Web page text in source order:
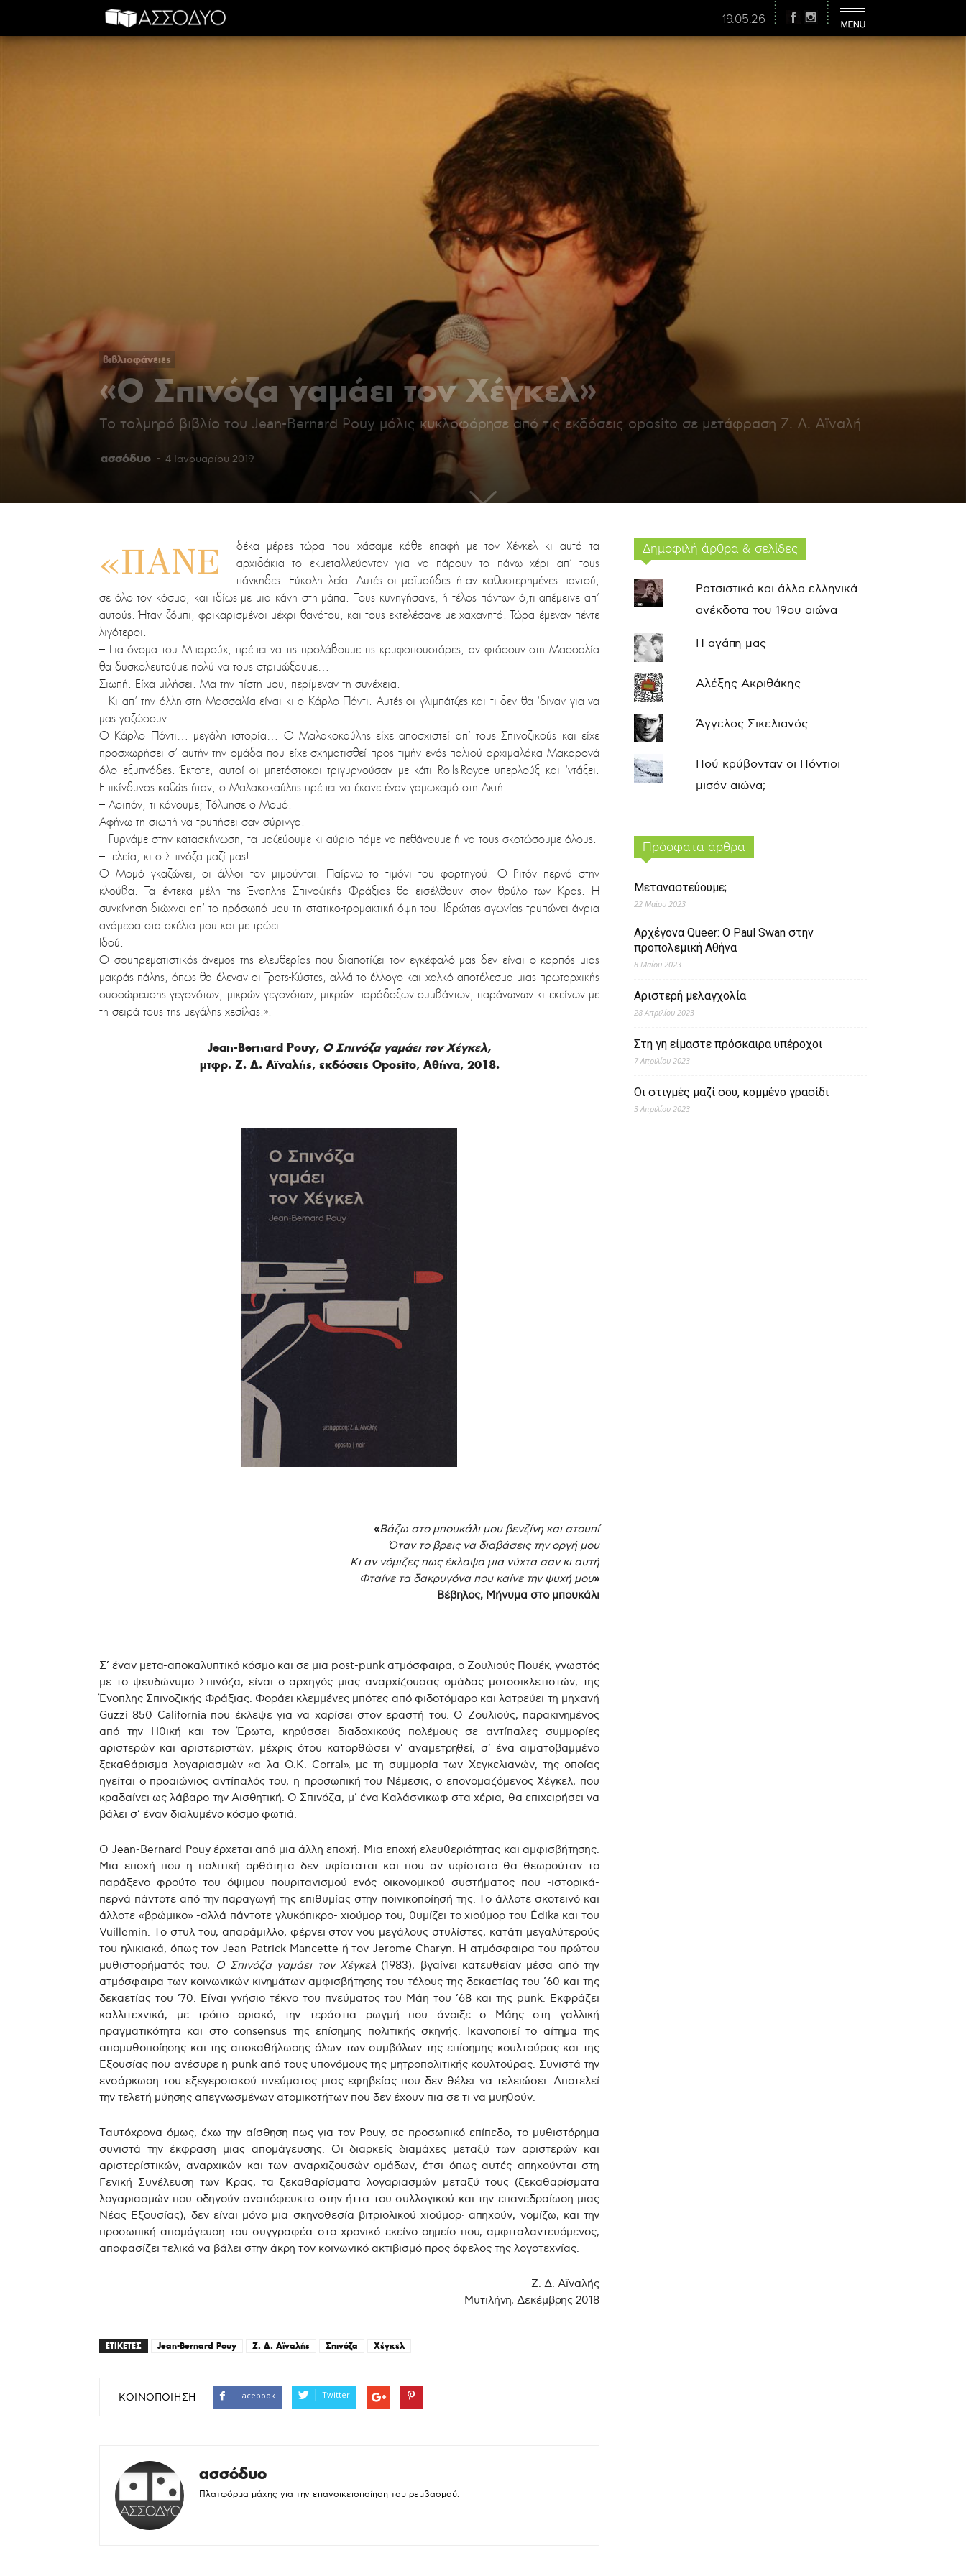
19.05.26
βιβλιοφάνειες
«Ο Σπινόζα γαμάει τον Χέγκελ»
Το τολμηρό βιβλίο του Jean-Bernard Pouy μόλις κυκλοφόρησε από τις εκδόσεις οposito σε μετάφραση Ζ. Δ. Αϊναλή
ασσόδυο - 4 Ιανουαρίου 2019
«ΠΆΝΕ
δέκα μέρες τώρα που χάσαμε κάθε επαφή με τον Χέγκελ κι αυτά τα
αρχιδάκια το εκμεταλλεύονταν για να πάρουν το πάνω χέρι απ’ τους
πάνκηδες. Εύκολη λεία. Αυτές οι μαϊμούδες ήταν καθυστερημένες παντού,
σε όλο τον κόσμο, και ιδίως με μια κάνη στη μάπα. Τους κυνηγήσανε, ή τέλος πάντων ό,τι απέμεινε απ’
αυτούς. Ήταν ζόμπι, φρικαρισμένοι μέχρι θανάτου, και τους εκτελέσανε με χαχανητά. Τώρα έμεναν πέντε
λιγότεροι.
– Για όνομα του Μπαρούχ, πρέπει να τις προλάβουμε τις κρυφοπουστάρες, αν φτάσουν στη Μασσαλία
θα δυσκολευτούμε πολύ να τους στριμώξουμε…
Σιωπή. Είχα μιλήσει. Μα την πίστη μου, περίμεναν τη συνέχεια.
– Κι απ’ την άλλη στη Μασσαλία είναι κι ο Κάρλο Πόντι. Αυτές οι γλιμπάτζες και τι δεν θα ‘διναν για να
μας γαζώσουν…
Ο Κάρλο Πόντι… μεγάλη ιστορία… Ο Μαλακοκαύλης είχε αποσχιστεί απ’ τους Σπινοζικούς και είχε
προσχωρήσει σ’ αυτήν την ομάδα που είχε σχηματισθεί προς τιμήν ενός παλιού αρχιμαλάκα Μακαρονά
όλο εξυπνάδες. Έκτοτε, αυτοί οι μπετόστοκοι τριγυρνούσαν με κάτι Rolls-Royce υπερλούξ και ‘ντάξει.
Επικίνδυνος καθώς ήταν, ο Μαλακοκαύλης πρέπει να έκανε έναν γαμωχαμό στη Ακτή…
– Λοιπόν, τι κάνουμε; Τόλμησε ο Μομό.
Αφήνω τη σιωπή να τρυπήσει σαν σύριγγα.
– Γυρνάμε στην κατασκήνωση, τα μαζεύουμε κι αύριο πάμε να πεθάνουμε ή να τους σκοτώσουμε όλους.
– Τελεία, κι ο Σπινόζα μαζί μας!
Ο Μομό γκαζώνει, οι άλλοι τον μιμούνται. Παίρνω το τιμόνι του φορτηγού. Ο Ριτόν περνά στην
κλούβα. Τα έντεκα μέλη της Ένοπλης Σπινοζικής Φράξιας θα εισέλθουν στον θρύλο των Κρας. Η
συγκίνηση διώχνει απ’ το πρόσωπό μου τη στατικο-τρομακτική όψη του. Ιδρώτας αγωνίας τρυπώνει άγρια
ανάμεσα στα σκέλια μου και με τρώει.
Ιδού.
Ο σουπρεματιστικός άνεμος της ελευθερίας που διαποτίζει τον εγκέφαλό μας δεν είναι ο καρπός μιας
μακράς πάλης, όπως θα έλεγαν οι Τροτς-Κύστες, αλλά το έλλογο και χαλκό αποτέλεσμα μιας πρωταρχικής
συσσώρευσης γεγονότων, μικρών γεγονότων, μικρών παράδοξων συμβάντων, παράγωγων κι εκείνων με
τη σειρά τους της μεγάλης χεσίλας.».
Jean-Bernard Pouy, Ο Σπινόζα γαμάει τον Χέγκελ,
μτφρ. Ζ. Δ. Αϊναλής, εκδόσεις Oposito, Αθήνα, 2018.
«Βάζω στο μπουκάλι μου βενζίνη και στουπί
Όταν το βρεις να διαβάσεις την οργή μου
Κι αν νόμιζες πως έκλαψα μια νύχτα σαν κι αυτή
Φταίνε τα δακρυγόνα που καίνε την ψυχή μου»
Βέβηλος, Μήνυμα στο μπουκάλι
Σ’ έναν μετα-αποκαλυπτικό κόσμο και σε μια post-punk ατμόσφαιρα, ο Ζουλιούς Πουέκ, γνωστός
με το ψευδώνυμο Σπινόζα, είναι ο αρχηγός μιας αναρχίζουσας ομάδας μοτοσικλετιστών, της
Ένοπλης Σπινοζικής Φράξιας. Φοράει κλεμμένες μπότες από φιδοτόμαρο και λατρεύει τη μηχανή
Guzzi 850 California που έκλεψε για να χαρίσει στον εραστή του. Ο Ζουλιούς, παρακινημένος
από την Ηθική και τον Έρωτα, κηρύσσει διαδοχικούς πολέμους σε αντίπαλες συμμορίες
αριστερών και αριστεριστών, μέχρις ότου κατορθώσει ν’ αναμετρηθεί, σ’ ένα αιματοβαμμένο
ξεκαθάρισμα λογαριασμών «α λα O.K. Corral», με τη συμμορία των Χεγκελιανών, της οποίας
ηγείται ο προαιώνιος αντίπαλός του, η προσωπική του Νέμεσις, ο επονομαζόμενος Χέγκελ, που
κραδαίνει ως λάβαρο την Αισθητική. Ο Σπινόζα, μ’ ένα Καλάσνικωφ στα χέρια, θα επιχειρήσει να
βάλει σ’ έναν διαλυμένο κόσμο φωτιά.
Ο Jean-Bernard Pouy έρχεται από μια άλλη εποχή. Μια εποχή ελευθεριότητας και αμφισβήτησης.
Μια εποχή που η πολιτική ορθότητα δεν υφίσταται και που αν υφίστατο θα θεωρούταν το
παράξενο φρούτο του όψιμου πουριτανισμού ενός οικονομικού συστήματος που -ιστορικά-
περνά πάντοτε από την παραγωγή της επιθυμίας στην ποινικοποίησή της. Το άλλοτε σκοτεινό και
άλλοτε «βρώμικο» -αλλά πάντοτε γλυκόπικρο- χιούμορ του, θυμίζει το χιούμορ του Édika και του
Vuillemin. Το στυλ του, απαράμιλλο, φέρνει στον νου μεγάλους στυλίστες, κατάτι μεγαλύτερούς
του ηλικιακά, όπως τον Jean-Patrick Mancette ή τον Jerome Charyn. Η ατμόσφαιρα του πρώτου
μυθιστορήματός του,
Ο Σπινόζα γαμάει τον Χέγκελ (1983), βγαίνει κατευθείαν μέσα από την
ατμόσφαιρα των κοινωνικών κινημάτων αμφισβήτησης του τέλους της δεκαετίας του ’60 και της
δεκαετίας του ’70. Είναι γνήσιο τέκνο του πνεύματος του Μάη του ’68 και της punk. Εκφράζει
καλλιτεχνικά, με τρόπο οριακό, την τεράστια ρωγμή που άνοιξε ο Μάης στη γαλλική
πραγματικότητα και στο consensus της επίσημης πολιτικής σκηνής. Ικανοποιεί το αίτημα της
απομυθοποίησης και της αποκαθήλωσης όλων των συμβόλων της επίσημης κουλτούρας και της
Εξουσίας που ανέσυρε η punk από τους υπονόμους της μητροπολιτικής κουλτούρας. Συνιστά την
ενσάρκωση του εξεγερσιακού πνεύματος μιας εφηβείας που δεν θέλει να τελειώσει. Αποτελεί
την τελετή μύησης απεγνωσμένων ατομικοτήτων που δεν έχουν πια σε τι να μυηθούν.
Ταυτόχρονα όμως, έχω την αίσθηση πως για τον Pouy, σε προσωπικό επίπεδο, το μυθιστόρημα
συνιστά την έκφραση μιας απομάγευσης. Οι διαρκείς διαμάχες μεταξύ των αριστερών και
αριστερίστικών, αναρχικών και των αναρχιζουσών ομάδων, έτσι όπως αυτές απηχούνται στη
Γενική Συνέλευση των Κρας, τα ξεκαθαρίσματα λογαριασμών μεταξύ τους (ξεκαθαρίσματα
λογαριασμών που οδηγούν αναπόφευκτα στην ήττα του συλλογικού και την επανεδραίωση μιας
Νέας Εξουσίας), δεν είναι μόνο μια σκηνοθεσία βιτριολικού χιούμορ· απηχούν, νομίζω, και την
προσωπική απομάγευση του συγγραφέα στο χρονικό εκείνο σημείο που, αμφιταλαντευόμενος,
αποφασίζει τελικά να βάλει στην άκρη τον κοινωνικό ακτιβισμό προς όφελος της λογοτεχνίας.
Ζ. Δ. Αϊναλής
Μυτιλήνη, Δεκέμβρης 2018
ΕΤΙΚΕΤΕΣ Jean-Bernard Pouy Ζ. Δ. Αϊναλής Σπινόζα Χέγκελ
ΚΟΙΝΟΠΟΙΗΣΗ Facebook Twitter
ασσόδυο
Πλατφόρμα μάχης για την επανοικειοποίηση του ρεμβασμού.
Δημοφιλή άρθρα & σελίδες
Ρατσιστικά και άλλα ελληνικά
ανέκδοτα του 19ου αιώνα
Η αγάπη μας
Αλέξης Ακριθάκης
Άγγελος Σικελιανός
Πού κρύβονταν οι Πόντιοι
μισόν αιώνα;
Πρόσφατα άρθρα
Μεταναστεύουμε;
22 Μαΐου 2023
Αρχέγονα Queer: O Paul Swan στην
προπολεμική Αθήνα
8 Μαΐου 2023
Αριστερή μελαγχολία
28 Απριλίου 2023
Στη γη είμαστε πρόσκαιρα υπέροχοι
7 Απριλίου 2023
Οι στιγμές μαζί σου, κομμένο γρασίδι
3 Απριλίου 2023